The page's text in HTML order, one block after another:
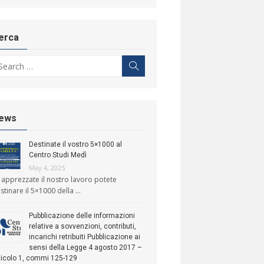
Destinate il vostro 5×1000 al
Centro Studi Medì
May 4, 2025
apprezzate il nostro lavoro potete
il 5×1000 della …
Pubblicazione delle informazioni
relative a sovvenzioni, contributi,
incarichi retribuiti Pubblicazione ai
sensi della Legge 4 agosto 2017 –
1, commi 125-129